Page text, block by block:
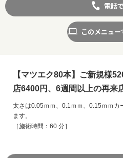
お問い合わせ 電話
このメニュ
【マツエク80本】ご新規様
店6400円、6週間以上の再来
太さは0.05ｍｍ、0.1ｍｍ、0.15ｍｍ
ます。
［施術時間：60 分］